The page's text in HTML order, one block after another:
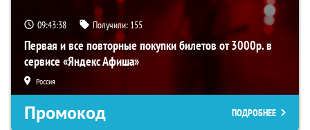
09:43:37 Получили: 155
Первая и все повторные покупки билетов от 3000р. в
сервисе «Яндекс Афиша»
Россия
Промокод ПОДРОБНЕЕ